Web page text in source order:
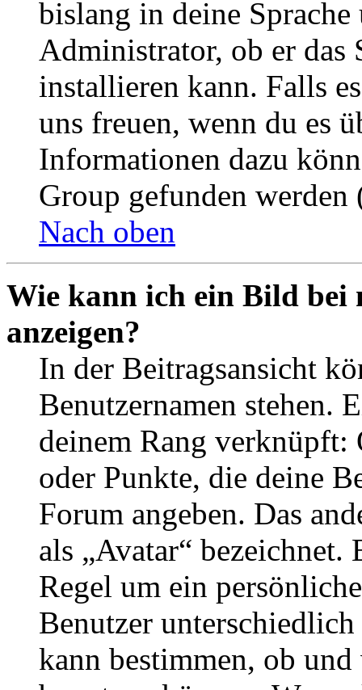
bislang in deine
Administrator, ob er das
installieren kann. Falls
uns freuen, wenn du es
Informationen dazu
Group gefunden
Nach oben
Wie kann ich ein Bild bei
anzeigen?
In der Beitragsansicht
Benutzernamen stehen.
deinem Rang verknüpft:
oder Punkte, die deine
Forum angeben. Das
als „Avatar“
Regel um ein
Benutzer
kann bestimmen, ob